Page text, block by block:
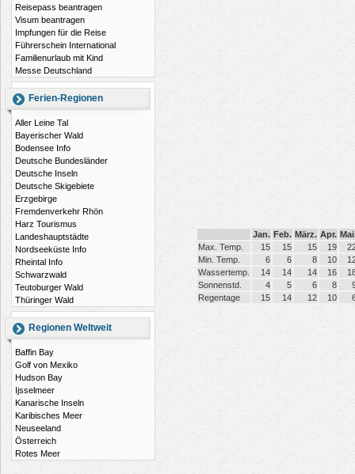
Reisepass beantragen
Visum beantragen
Impfungen für die Reise
Führerschein International
Familienurlaub mit Kind
Messe Deutschland
Ferien-Regionen
Aller Leine Tal
Bayerischer Wald
Bodensee Info
Deutsche Bundesländer
Deutsche Inseln
Deutsche Skigebiete
Erzgebirge
Fremdenverkehr Rhön
Harz Tourismus
Landeshauptstädte
Nordseeküste Info
Rheintal Info
Schwarzwald
Teutoburger Wald
Thüringer Wald
Regionen Weltweit
Baffin Bay
Golf von Mexiko
Hudson Bay
Ijsselmeer
Kanarische Inseln
Karibisches Meer
Neuseeland
Österreich
Rotes Meer
Jan. Feb. März. Apr.
Max. Temp.
15 15 15 19
Min. Temp.
6 6 8 10
Wassertemp.
14 14 14 16
Sonnenstd.
4 5 6 8
Regentage
15 14 12 10